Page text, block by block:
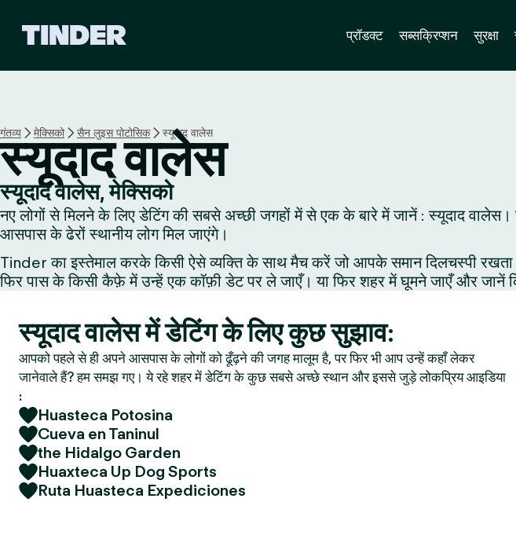
हो
म
प्रॉडक्ट सब्सक्रिप्शन सुरक्षा
गंतव्य मेक्सिको सैन लुइस पोटोसिक स्यूदाद वालेस
स्यूदाद वालेस
स्यूदाद वालेस, मेक्सिको
नए लोगों से मिलने के लिए डेटिंग की सबसे अच्छी जगहों में से एक के बारे में जानें : स्यूदाद
आसपास के ढेरों स्थानीय लोग मिल जाएंगे।
Tinder का इस्तेमाल करके किसी ऐसे व्यक्ति के साथ मैच करें जो आपके समान दिलचस्पी रखता
फिर पास के किसी कैफ़े में उन्हें एक कॉफ़ी डेट पर ले जाएँ। या फिर शहर में घूमने जाएँ और जानें
स्यूदाद वालेस में डेटिंग के लिए कुछ सुझाव:
आपको पहले से ही अपने आसपास के लोगों को ढूँढ़ने की जगह मालूम है, पर फिर भी आप उन्हें कहाँ लेकर
जानेवाले हैं? हम समझ गए। ये रहे शहर में डेटिंग के कुछ सबसे अच्छे स्थान और इससे जुड़े लोकप्रिय आइडिया
:
Huasteca Potosina
Cueva en Taninul
the Hidalgo Garden
Huaxteca Up Dog Sports
Ruta Huasteca Expediciones